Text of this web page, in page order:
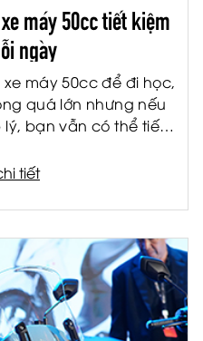
máy 50cc tiết kiệm
ngày
máy 50cc để đi học,
quá lớn nhưng nếu
bạn vẫn có thể tiết
tiết kiệm nhiên liệu còn
dài.
tiết